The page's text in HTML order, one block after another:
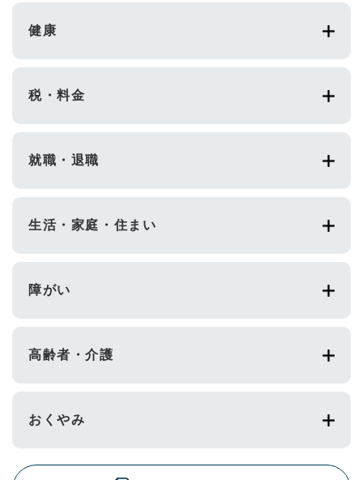
健康
税・料金
就職・退職
生活・家庭・住まい
障がい
高齢者・介護
おくやみ